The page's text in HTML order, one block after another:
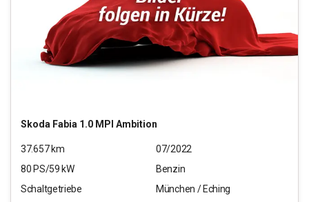
Skoda Fabia 1.0 MPI Ambition
37.657km
07/2022
80 PS/59 kW
Benzin
Schaltgetriebe
München / Eching